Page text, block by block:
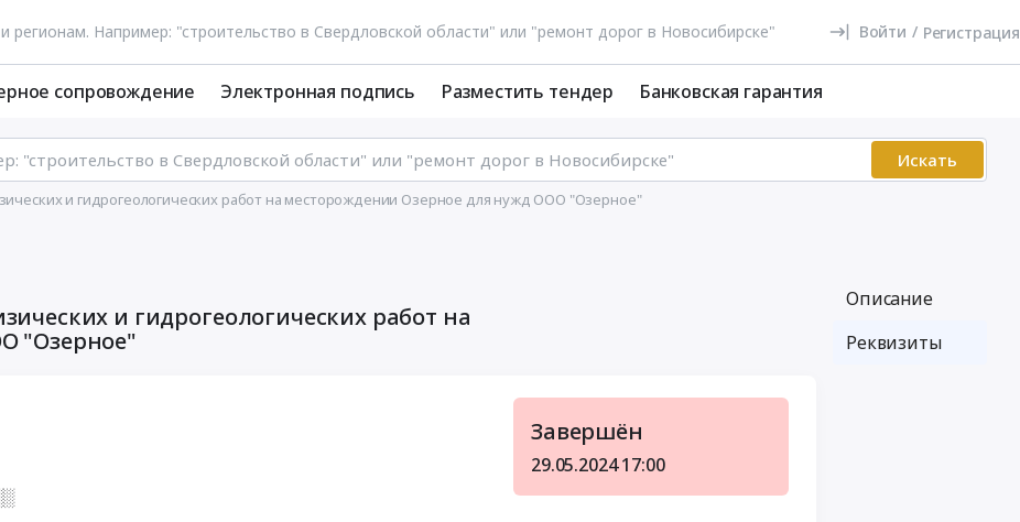
Войти / Регистрация
сопровождение Электронная подпись Разместить тендер Банковская гарантия
Искать
и гидрогеологических работ на месторождении Озерное для нужд ООО "Озерное"
и гидрогеологических работ на
"Озерное"
Завершён
29.05.2024 17:00
Описание
Реквизиты